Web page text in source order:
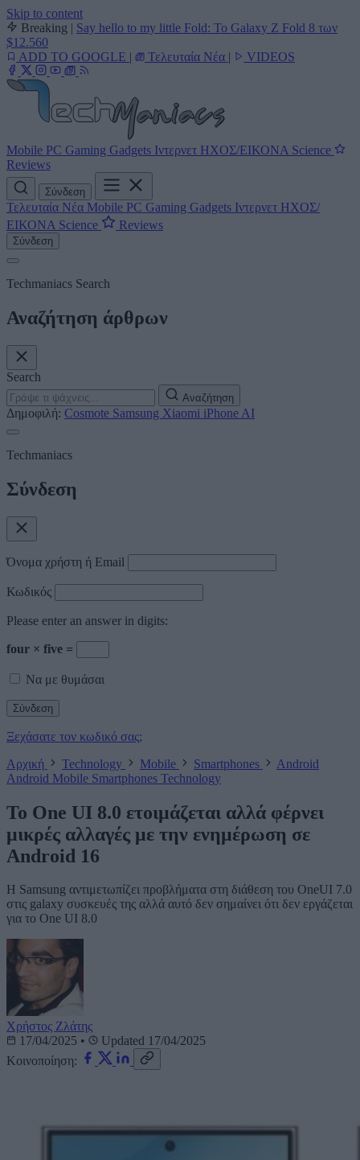
Skip to content
Breaking | Say hello to my little Fold: Το Galaxy Z Fold 8 των
$12.560
ADD TO GOOGLE | Τελευταία Νέα | VIDEOS
Mobile PC Gaming Gadgets Ιντερνετ ΗΧΟΣ/ΕΙΚΟΝΑ Science
Reviews
Σύνδεση
Τελευταία Νέα Mobile PC Gaming Gadgets Ιντερνετ ΗΧΟΣ/
ΕΙΚΟΝΑ Science Reviews
Σύνδεση
Techmaniacs Search
Αναζήτηση άρθρων
Search
Αναζήτηση
Δημοφιλή: Cosmote Samsung Xiaomi iPhone AI
Techmaniacs
Σύνδεση
Όνομα χρήστη ή Email
Κωδικός
Please enter an answer in digits:
four × five =
Να με θυμάσαι
Ξεχάσατε τον κωδικό σας;
Αρχική
Technology Mobile Smartphones
Android
Android Mobile Smartphones Technology
Το One UI 8.0 ετοιμάζεται αλλά φέρνει
μικρές αλλαγές με την ενημέρωση σε
Android 16
Η Samsung αντιμετωπίζει προβλήματα στη διάθεση του OneUI 7.0
στις galaxy συσκευές της αλλά αυτό δεν σημαίνει ότι δεν εργάζεται
για το One UI 8.0
Χρήστος Ζλάτης
17/04/2025 •
Updated 17/04/2025
Κοινοποίηση: